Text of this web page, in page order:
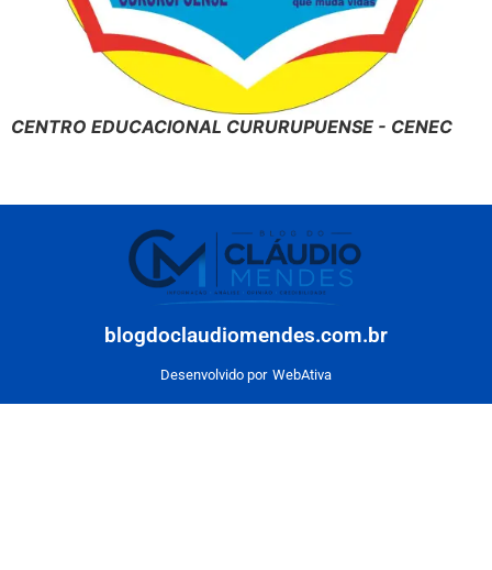
CENTRO EDUCACIONAL CURURUPUENSE - CENEC
blogdoclaudiomendes.com.br
Desenvolvido por WebAtiva